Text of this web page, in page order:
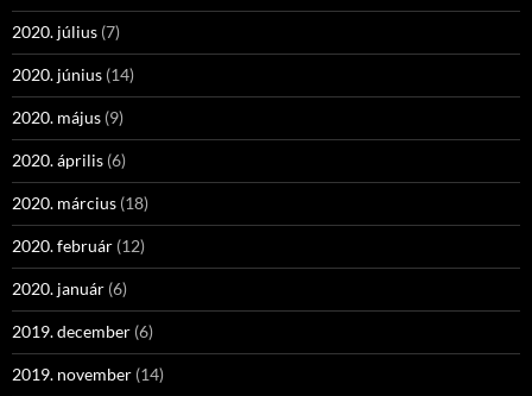
2020. július (7)
2020. június (14)
2020. május (9)
2020. április (6)
2020. március (18)
2020. február (12)
2020. január (6)
2019. december (6)
2019. november (14)